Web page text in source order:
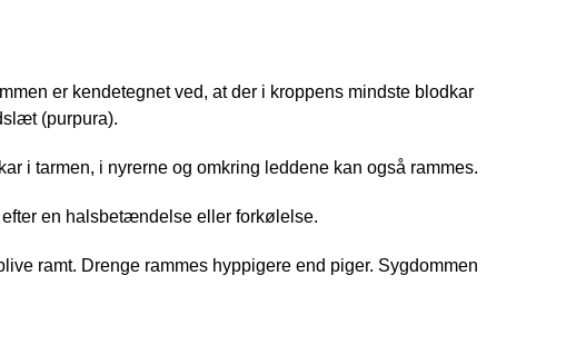
er kendetegnet ved, at der i kroppens mindste blodkar
(purpura).
i tarmen, i nyrerne og omkring leddene kan også rammes.
en halsbetændelse eller forkølelse.
ramt. Drenge rammes hyppigere end piger. Sygdommen